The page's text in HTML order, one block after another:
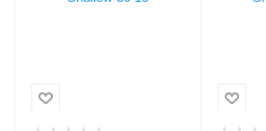
кренк кренк